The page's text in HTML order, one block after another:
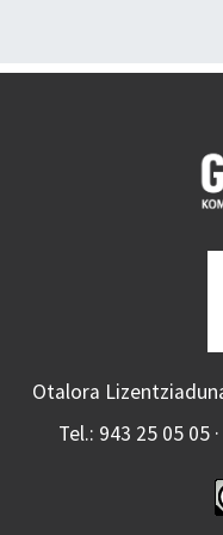
Otalora
Tel.: 943 25 05 05